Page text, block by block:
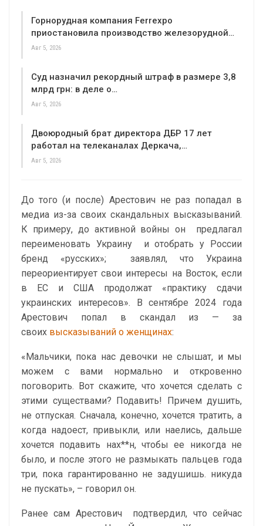
Горнорудная компания Ferrexpo
приостановила производство железорудной…
Авг 5, 2026
Суд назначил рекордный штраф в размере 3,8
млрд грн: в деле о…
Авг 5, 2026
Двоюродный брат директора ДБР 17 лет
работал на телеканалах Деркача,…
Авг 5, 2026
До того (и после) Арестович не раз попадал в
медиа из-за своих скандальных высказываний.
К примеру, до активной войны он предлагал
переименовать Украинуи отобрать у России
бренд «русских»;заявлял, что Украина
переориентирует свои интересы на Восток, если
в ЕС и США продолжат «практику сдачи
украинских интересов». В сентябре 2024 года
Арестович попал в скандал из — за
своих высказываний о женщинах:
«Мальчики, пока нас девочки не слышат, и мы
можем с вами нормально и откровенно
поговорить. Вот скажите, что хочется сделать с
этими существами? Подавить! Причем душить,
не отпуская. Сначала, конечно, хочется тратить, а
когда надоест, привыкли, или наелись, дальше
хочется подавить нах**н, чтобы ее никогда не
было, и после этого не размыкать пальцев года
три, пока гарантированно не задушишь. никуда
не пускать», – говорил он.
Ранее сам Арестович подтвердил, что сейчас